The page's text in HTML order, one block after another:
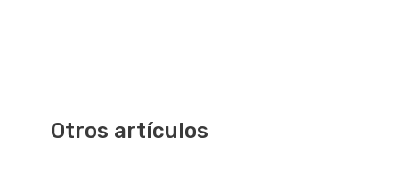
Otros artículos